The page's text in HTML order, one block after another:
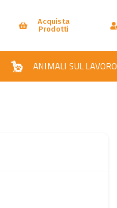
Acquista
Prodotti
ANIMALI SUL LAVORO